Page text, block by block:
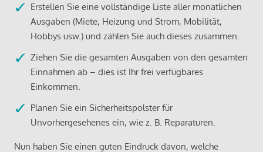
Erstellen Sie eine vollständige Liste aller monatlichen
Ausgaben (Miete, Heizung und Strom, Mobilität,
Hobbys usw.) und zählen Sie auch dieses zusammen.
Ziehen Sie die gesamten Ausgaben von den gesamten
Einnahmen ab – dies ist Ihr frei verfügbares
Einkommen.
Planen Sie ein Sicherheitspolster für
Unvorhergesehenes ein, wie z. B. Reparaturen.
Nun haben Sie einen guten Eindruck davon, welche